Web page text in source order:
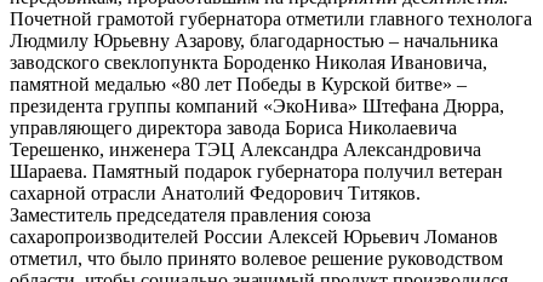
Почетной грамотой губернатора отметили главного технолога
Людмилу Юрьевну Азарову, благодарностью – начальника
заводского свеклопункта Бороденко Николая Ивановича,
памятной медалью «80 лет Победы в Курской битве» –
президента группы компаний «ЭкоНива» Штефана Дюрра,
управляющего директора завода Бориса Николаевича
Терешенко, инженера ТЭЦ Александра Александровича
Шараева. Памятный подарок губернатора получил ветеран
сахарной отрасли Анатолий Федорович Титяков.
Заместитель председателя правления союза
сахаропроизводителей России Алексей Юрьевич Ломанов
отметил, что было принято волевое решение руководством